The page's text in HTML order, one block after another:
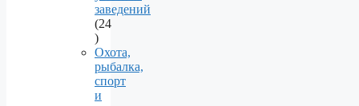
заведений
24
24
products
Охота,
рыбалка,
спорт
и